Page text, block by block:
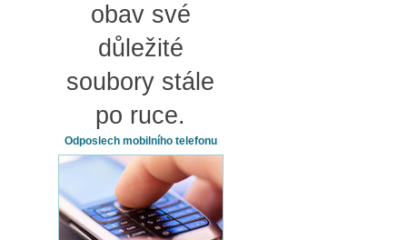
obav své
důležité
soubory stále
po ruce.
Odposlech mobilního telefonu